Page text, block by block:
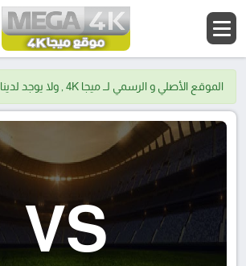
الموقع الأصلي و الرسمي لــ ميجا 4K , ولا يوجد لدينا موقع اخر.
VS